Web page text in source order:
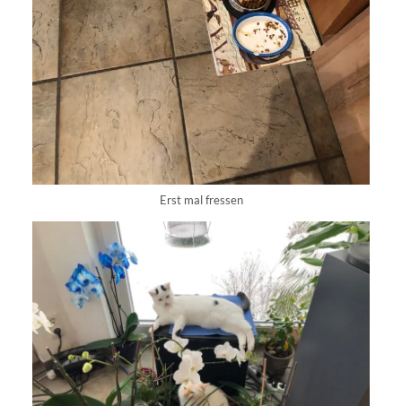
Erst mal fressen